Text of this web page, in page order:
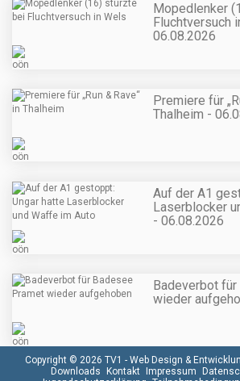
Mopedlenker
Fluchtversuch
06.08.2026
Premiere für
Thalheim -
Auf der A1
Laserblocker
- 06.08.2026
Badeverbot
wieder
Copyright © 2026 TV1 - Web Design &
Downloads
Kontakt Impressum